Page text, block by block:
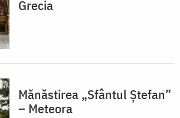
Grecia
Mănăstirea „Sfântul Ștefan”
– Meteora